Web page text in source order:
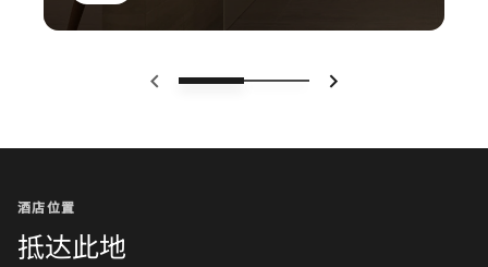
上一页 下一页
酒店位置
抵达此地